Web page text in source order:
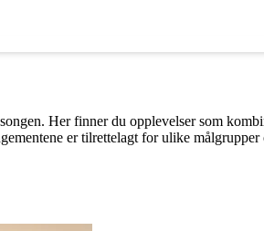
Her finner du opplevelser som
er tilrettelagt for ulike